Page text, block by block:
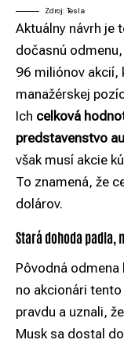
Zdroj: Tesla
Aktuálny návrh je
dočasnú
96 miliónov akcií,
manažérskej
Ich celková
predstavenstvo
však musí akcie
To znamená, že
dolárov.
Stará dohoda padla,
Pôvodná
no akcionári
pravdu a uznali, že
Musk sa dostal